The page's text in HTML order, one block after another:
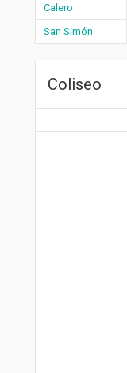
Calero
San Simón
Coliseo